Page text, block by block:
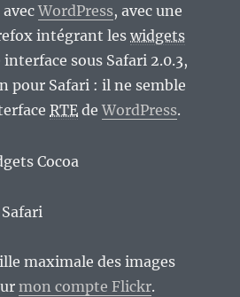
avecWordPress, avec une
intégrant leswidgets
sous Safari 2.0.3,
pour Safari : il ne semble
RTE deWordPress.
maximale des images
mon compte Flickr.